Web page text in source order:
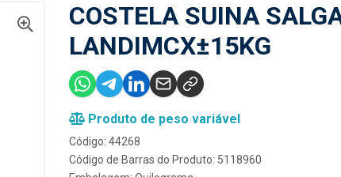
COSTELA SUINA
LANDIMCX±15KG
Produto de peso variável
Código: 44268
Código de Barras do Produto: 5118960